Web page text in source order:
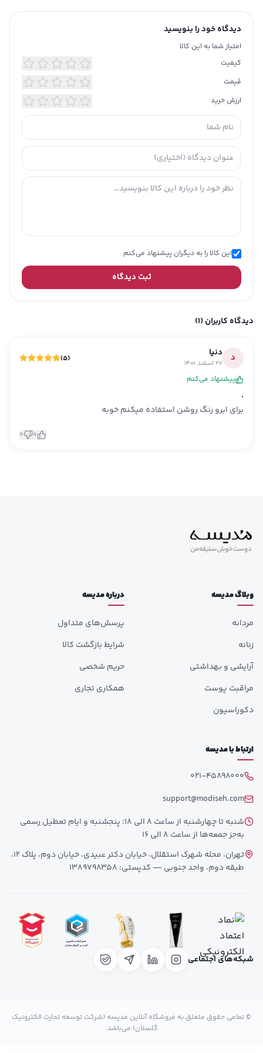
دیدگاه خود را بنویسید
امتیاز شما به این کالا
کیفیت
قیمت
ارزش خرید
این کالا را به دیگران پیشنهاد می‌کنم
ثبت دیدگاه
دیدگاه کاربران(1)
د دنیا
27 اسفند 1401 (
5
)
پیشنهاد می‌کنم
.
برای ابرو رنگ روشن استفاده میکنم خوبه
0
0
وبلاگ مدیسه
مردانه
زنانه
آرایشی و بهداشتی
مراقبت پوست
دکوراسیون
درباره مدیسه
پرسش‌های متداول
شرایط بازگشت کالا
حریم شخصی
همکاری تجاری
ارتباط با مدیسه
021-45898000
support@modiseh.com
شنبه تا چهارشنبه از ساعت 8 الی 18؛ پنجشنبه و ایام تعطیل رسمی
به‌جز جمعه‌ها از ساعت 8 الی 16
تهران، محله شهرک استقلال، خیابان دکتر عبیدی، خیابان دوم، پلاک 12،
طبقه دوم، واحد جنوبی — کدپستی: 1389798358
شبکه‌های اجتماعی
© تمامی حقوق متعلق به فروشگاه آنلاین مدیسه (شرکت توسعه تجارت الکترونیک
گلستان) می‌باشد.